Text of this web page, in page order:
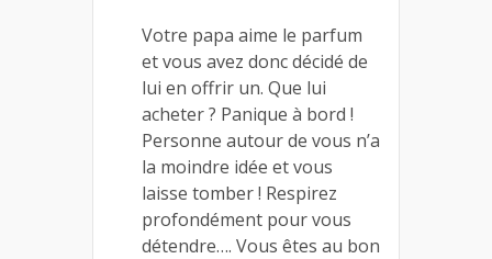
Votre papa aime le parfum
et vous avez donc décidé de
lui en offrir un. Que lui
acheter ? Panique à bord !
Personne autour de vous n’a
la moindre idée et vous
laisse tomber ! Respirez
profondément pour vous
détendre…. Vous êtes au bon